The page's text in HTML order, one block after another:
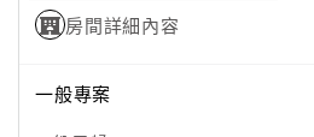
利
查
房間詳細內容
一般專案